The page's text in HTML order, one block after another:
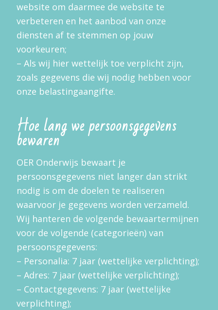
website om daarmee de website te
verbeteren en het aanbod van onze
diensten af te stemmen op jouw
voorkeuren;
– Als wij hier wettelijk toe verplicht zijn,
zoals gegevens die wij nodig hebben voor
onze belastingaangifte.
Hoe lang we persoonsgegevens
bewaren
OER Onderwijs bewaart je
persoonsgegevens niet langer dan strikt
nodig is om de doelen te realiseren
waarvoor je gegevens worden verzameld.
Wij hanteren de volgende bewaartermijnen
voor de volgende (categorieën) van
persoonsgegevens:
– Personalia: 7 jaar (wettelijke verplichting);
– Adres: 7 jaar (wettelijke verplichting);
– Contactgegevens: 7 jaar (wettelijke
verplichting);